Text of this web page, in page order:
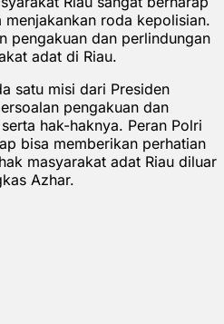
roda kepolisian.
pengakuan dan perlindungan
adat di Riau.
satu misi dari Presiden
pengakuan dan
hak-haknya. Peran Polri
bisa memberikan perhatian
masyarakat adat Riau diluar
Azhar.